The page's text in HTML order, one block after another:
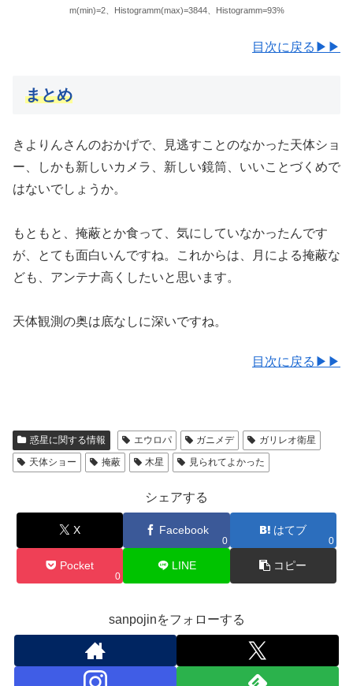
m(min)=2、Histogramm(max)=3844、Histogramm=93%
目次に戻る▶▶
まとめ
きよりんさんのおかげで、見逃すことのなかった天体ショ
ー、しかも新しいカメラ、新しい鏡筒、いいことづくめで
はないでしょうか。
もともと、掩蔽とか食って、気にしていなかったんです
が、とても面白いんですね。これからは、月による掩蔽な
ども、アンテナ高くしたいと思います。
天体観測の奥は底なしに深いですね。
目次に戻る▶▶
惑星に関する情報 エウロパ ガニメデ
ガリレオ衛星
天体ショー
掩蔽 木星 見られてよかった
シェアする
X Facebook
0
はてブ
0
Pocket
0
LINE コピー
sanpojinをフォローする